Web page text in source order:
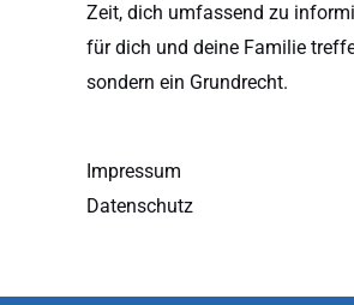
Zeit, dich umfassend zu
für dich und deine Familie
sondern ein Grundrecht.
Impressum
Datenschutz